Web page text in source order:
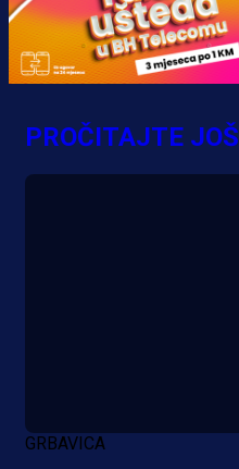
PROČITAJTE JOŠ
GRBAVICA